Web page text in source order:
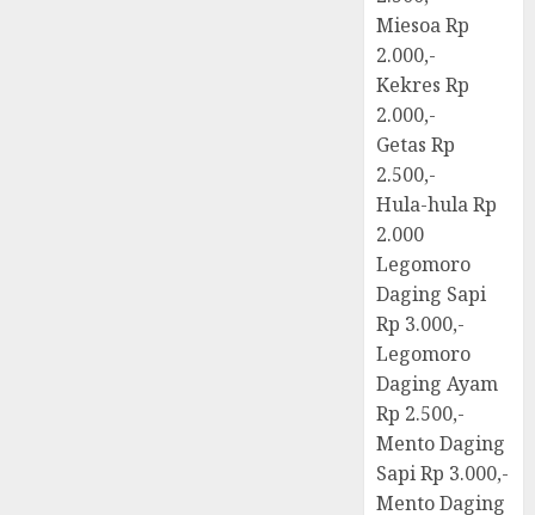
Miesoa Rp
2.000,-
Kekres Rp
2.000,-
Getas Rp
2.500,-
Hula-hula Rp
2.000
Legomoro
Daging Sapi
Rp 3.000,-
Legomoro
Daging Ayam
Rp 2.500,-
Mento Daging
Sapi Rp 3.000,-
Mento Daging